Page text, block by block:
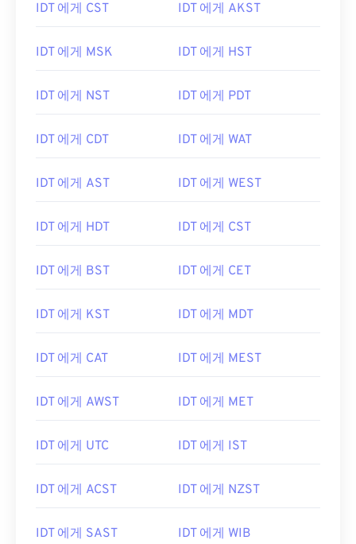
IDT 에게 CST IDT 에게 AKST
IDT 에게 MSK IDT 에게 HST
IDT 에게 NST IDT 에게 PDT
IDT 에게 CDT IDT 에게 WAT
IDT 에게 AST IDT 에게 WEST
IDT 에게 HDT IDT 에게 CST
IDT 에게 BST IDT 에게 CET
IDT 에게 KST IDT 에게 MDT
IDT 에게 CAT IDT 에게 MEST
IDT 에게 AWST IDT 에게 MET
IDT 에게 UTC IDT 에게 IST
IDT 에게 ACST IDT 에게 NZST
IDT 에게 SAST IDT 에게 WIB